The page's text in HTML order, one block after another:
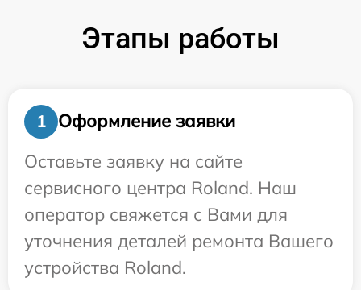
Этапы работы
1
Оформление заявки
Оставьте заявку на сайте
сервисного центра Roland. Наш
оператор свяжется с Вами для
уточнения деталей ремонта Вашего
устройства Roland.